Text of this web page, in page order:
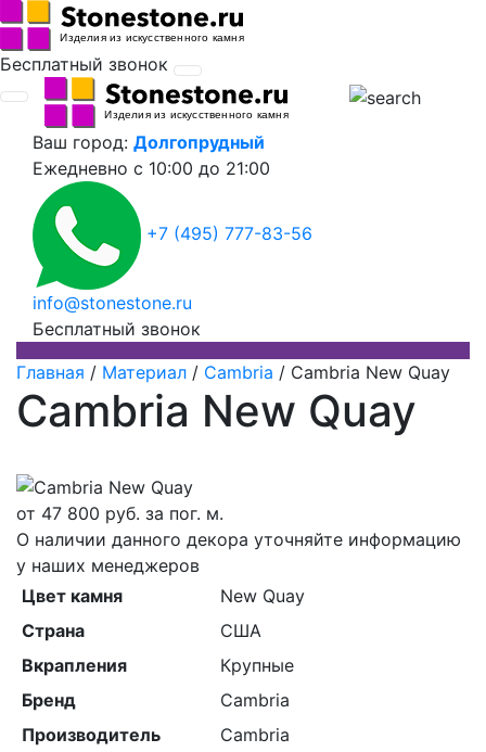
Бесплатный звонок
Ваш город: Долгопрудный
Ежедневно с 10:00 до 21:00
+7 (495) 777-83-56
info@stonestone.ru
Бесплатный звонок
Главная / Материал / Cambria / Cambria New Quay
Cambria New Quay
от 47 800 руб. за пог. м.
О наличии данного декора уточняйте информацию
у наших менеджеров
Цвет камня
New Quay
Страна
США
Вкрапления
Крупные
Бренд
Cambria
Производитель
Cambria